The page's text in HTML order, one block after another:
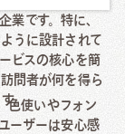
業です。特に、
うに設計されて
ビスの核心を簡
問者が何を得ら
。
色使いやフォン
ーザーは安心感